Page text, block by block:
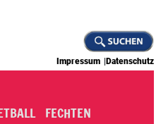
Impressum Datenschutz
FECHTEN